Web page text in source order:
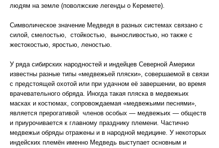
людям на земле (поволжские легенды о Керемете).
Символическое значение Медведя в разных системах связано с
силой, смелостью, стойкостью, выносливостью, но также с
жестокостью, яростью, леностью.
У ряда сибирских народностей и индейцев Северной Америки
известны разные типы «медвежьей пляски», совершаемой в связи
с предстоящей охотой или при удачном её завершении, во время
врачевательного обряда. Иногда такая пляска в медвежьих
масках и костюмах, сопровождаемая «медвежьими песнями»,
является прерогативой членов особых — медвежьих — обществ
и приурочивается к главному празднику племени. Частично
медвежьи обряды отражены и в народной медицине. У некоторых
индейских племён именно Медведь выступает основным и